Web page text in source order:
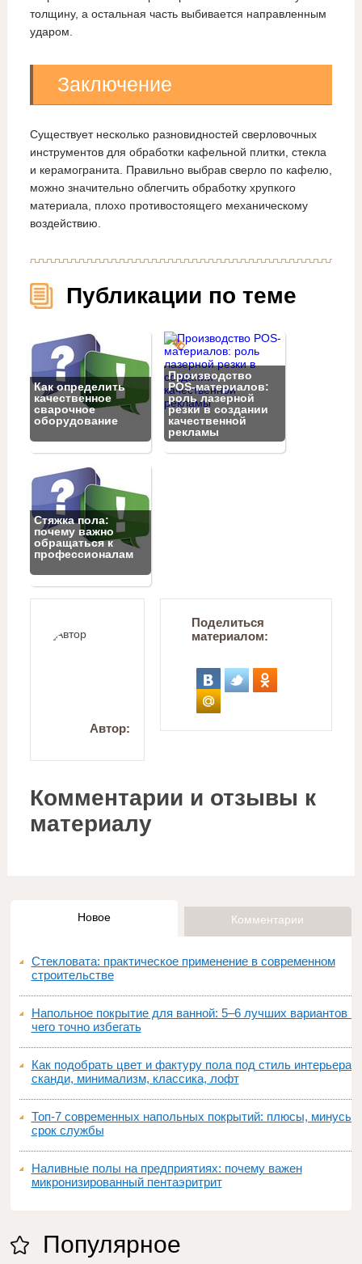
толщину, а остальная часть выбивается направленным
ударом.
Заключение
Существует несколько разновидностей сверловочных
инструментов для обработки кафельной плитки, стекла
и керамогранита. Правильно выбрав сверло по кафелю,
можно значительно облегчить обработку хрупкого
материала, плохо противостоящего механическому
воздействию.
Публикации по теме
Как определить
качественное
сварочное
оборудование
Производство
POS-материалов:
роль лазерной
резки в создании
качественной
рекламы
Стяжка пола:
почему важно
обращаться к
профессионалам
Автор:
Поделиться
материалом:
Комментарии и отзывы к
материалу
Новое Комментарии
Стекловата: практическое применение в современном
строительстве
Напольное покрытие для ванной: 5–6 лучших вариантов и
чего точно избегать
Как подобрать цвет и фактуру пола под стиль интерьера:
сканди, минимализм, классика, лофт
Топ‑7 современных напольных покрытий: плюсы, минусы,
срок службы
Наливные полы на предприятиях: почему важен
микронизированный пентаэритрит
Популярное